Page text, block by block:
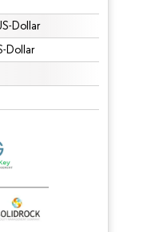
Dollar
Dollar
gemäß CC BY 4.0.